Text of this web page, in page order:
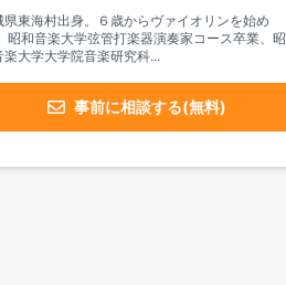
県東海村出身。６歳からヴァイオリンを始め
昭和音楽大学弦管打楽器演奏家コース卒業、昭
楽大学大学院音楽研究科...
事前に相談する(無料)